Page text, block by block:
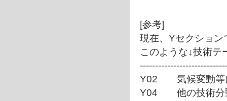
[参考]
現在、Yセクション
このような↓技術テ
Y02 気候変動等
Y04 他の技術分